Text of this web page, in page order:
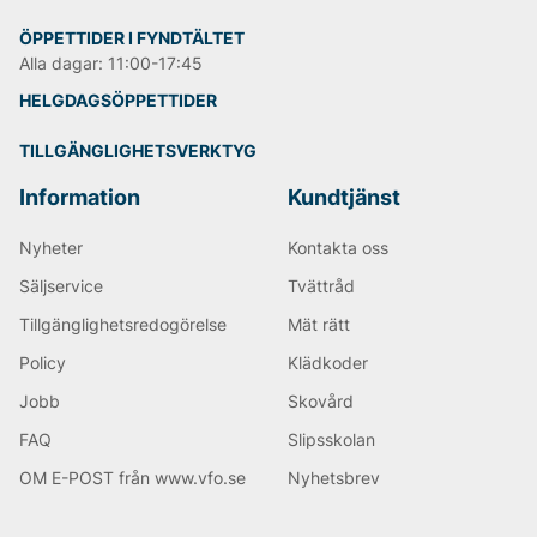
vardagsbyxa som bara blir skönare med tiden.
Andra populära varumärken:
Tiger of Sweden
Björn Borg
Replay
ÖPPETTIDER I FYNDTÄLTET
Alla dagar: 11:00-17:45
HELGDAGSÖPPETTIDER
TILLGÄNGLIGHETSVERKTYG
Information
Nyheter
Säljservice
Tillgänglighetsredogörelse
Policy
Jobb
FAQ
OM E-POST från www.vfo.se
Kundtjänst
Kontakta oss
Tvättråd
Mät rätt
Klädkoder
Skovård
Slipsskolan
Nyhetsbrev